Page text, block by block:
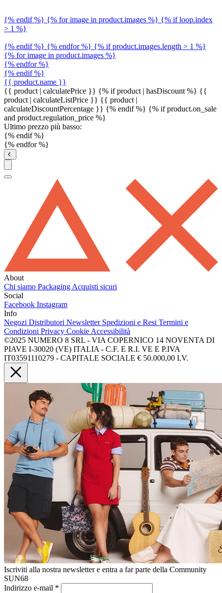
{% endif %} {% for image in product.images %} {% if loop.index
> 1 %}
{% endif %} {% endfor %} {% if product.images.length > 1 %}
{% for image in product.images %}
{% endfor %}
{% endif %}
{{ product.name }}
{{ product | calculatePrice }} {% if product | hasDiscount %} {{
product | calculateListPrice }} {{ product |
calculateDiscountPercentage }} {% endif %} {% if product.on_sale
and product.regulation_price %}
Ultimo prezzo più basso:
{% endif %}
{% endfor %}
About
Chi siamo Packaging Acquisti sicuri
Social
Facebook Instagram
Info
Negozi Distributori Newsletter Spedizioni e Resi Termini e
Condizioni Privacy Cookie Accessibilità
©2025 NUMERO 8 SRL - VIA COPERNICO 14 NOVENTA DI
PIAVE I-30020 (VE) ITALIA - C.F. E R.I. VE E P.IVA
IT03591110279 - CAPITALE SOCIALE € 50.000,00 I.V.
Iscriviti alla nostra newsletter e entra a far parte della Community
SUN68
Indirizzo e-mail *